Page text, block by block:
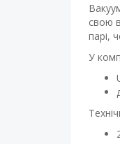
свою
парі,
У